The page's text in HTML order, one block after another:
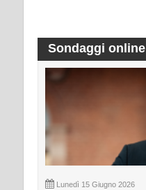
Sondaggi online
Lunedì 15 Giugno 2026